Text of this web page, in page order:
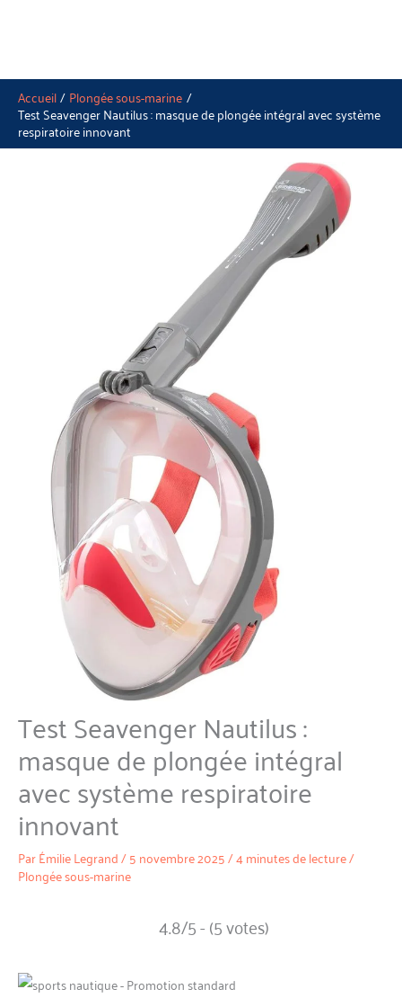
Accueil Plongée sous-marine
Test Seavenger Nautilus : masque de plongée intégral avec système
respiratoire innovant
Test Seavenger Nautilus :
masque de plongée intégral
avec système respiratoire
innovant
ParÉmilie Legrand/5 novembre 2025/4 minutes de lecture/
Plongée sous-marine
4.8/5 - (5 votes)